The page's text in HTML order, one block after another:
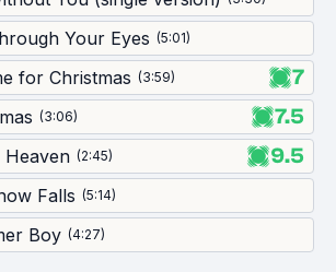
Your Eyes (5:01)
for Christmas (3:59) 7
(3:06) 7.5
Heaven (2:45) 9.5
Falls (5:14)
Boy (4:27)